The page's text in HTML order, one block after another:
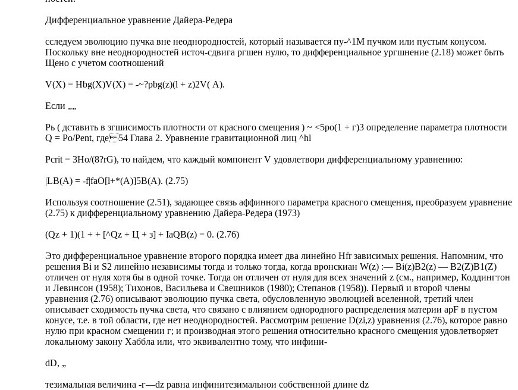
Дифференциальное уравнение Дайера-Редера
сследуем эволюцию пучка вне неоднородностей, который называется пу-^1M пучком или пустым конусом.
Поскольку вне неоднородностей источ-сдвига ргшен нулю, то дифференциальное ургшнение (2.18) может быть
Щено с учетом соотношений
V(X) = Hbg(X)V(X) = -~?pbg(z)(l + z)2V( А).
Если „„
Рь ( дставить в згшисимость плотности от красного смещения ) ~ <5ро(1 + г)3 определение параметра плотности
Q = Po/Pent, где 54 Глава 2. Уравнение гравитационной лиц ^hl
Pcrit = 3Ho/(8?rG), то найдем, что каждый компонент V удовлетвори дифференциальному уравнению:
|LB(A) = -f|faO[l+*(A)]5B(A). (2.75)
Используя соотношение (2.51), задающее связь аффинного параметра красного смещения, преобразуем уравнение
(2.75) к дифференциальному уравнению Дайера-Редера (1973)
(Qz + 1)(1 + + [^Qz + Ц + з] + IaQB(z) = 0. (2.76)
Это дифференциальное уравнение второго порядка имеет два линейно Hfr зависимых решения. Напомним, что
решения Bi и S2 линейно независимы тогда и только тогда, когда вронскиан W(z) :— Bi(z)B2(z) — B2(Z)B1(Z)
отличен от нуля хотя бы в одной точке. Тогда он отличен от нуля для всех значений z (см., например, Коддингтон
и Левинсон (1958); Тихонов, Васильева и Свешников (1980); Степанов (1958)). Первый и второй члены
уравнения (2.76) описывают эволюцию пучка света, обусловленную эволюцией вселенной, третий член
описывает сходимость пучка света, что связано с влиянием однородного распределения материи apF в пустом
конусе, т.е. в той области, где нет неоднородностей. Рассмотрим решение D(zi,z) уравнения (2.76), которое равно
нулю при красном смещении г; и производная этого решения относительно красного смещения удовлетворяет
локальному закону Хаббла или, что эквивалентно тому, что инфини-
dD, „
тезимальная величина -г—dz равна инфинитезимальнои собственной длине dz